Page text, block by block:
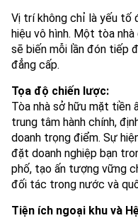
Vị trí không chỉ là yếu tố
hiệu vô hình. Một tòa
sẽ biến mỗi lần đón tiếp
đẳng cấp.
Tọa độ chiến lược:
Tòa nhà sở hữu mặt
trung tâm hành chính,
doanh trọng điểm. Sự
đặt doanh nghiệp bạn
phố, tạo ấn tượng vững
đối tác trong nước và
Tiện ích ngoại khu và